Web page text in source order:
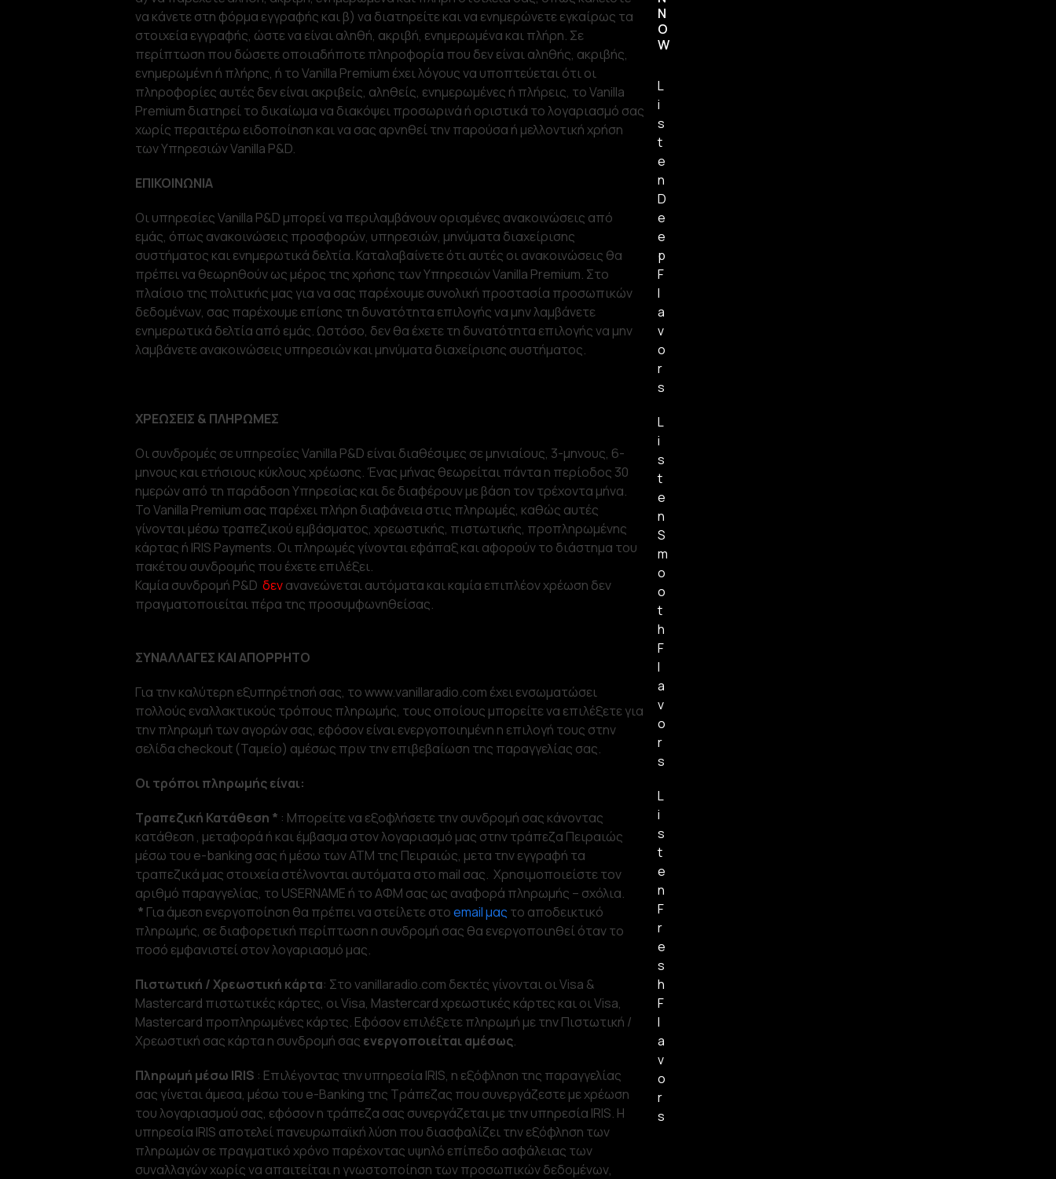
να κάνετε στη φόρμα εγγραφής και β) να διατηρείτε και να ενημερώνετε εγκαίρως τα
στοιχεία εγγραφής, ώστε να είναι αληθή, ακριβή, ενημερωμένα και πλήρη. Σε
περίπτωση που δώσετε οποιαδήποτε πληροφορία που δεν είναι αληθής, ακριβής,
ενημερωμένη ή πλήρης, ή το Vanilla Premium έχει λόγους να υποπτεύεται ότι οι
πληροφορίες αυτές δεν είναι ακριβείς, αληθείς, ενημερωμένες ή πλήρεις, το Vanilla
Premium διατηρεί το δικαίωμα να διακόψει προσωρινά ή οριστικά το λογαριασμό σας
χωρίς περαιτέρω ειδοποίηση και να σας αρνηθεί την παρούσα ή μελλοντική χρήση
των Υπηρεσιών Vanilla P&D.
ΕΠΙΚΟΙΝΩΝΙΑ
Οι υπηρεσίες Vanilla P&D μπορεί να περιλαμβάνουν ορισμένες ανακοινώσεις από
εμάς, όπως ανακοινώσεις προσφορών, υπηρεσιών, μηνύματα διαχείρισης
συστήματος και ενημερωτικά δελτία. Καταλαβαίνετε ότι αυτές οι ανακοινώσεις θα
πρέπει να θεωρηθούν ως μέρος της χρήσης των Υπηρεσιών Vanilla Premium. Στο
πλαίσιο της πολιτικής μας για να σας παρέχουμε συνολική προστασία προσωπικών
δεδομένων, σας παρέχουμε επίσης τη δυνατότητα επιλογής να μην λαμβάνετε
ενημερωτικά δελτία από εμάς. Ωστόσο, δεν θα έχετε τη δυνατότητα επιλογής να μην
λαμβάνετε ανακοινώσεις υπηρεσιών και μηνύματα διαχείρισης συστήματος.
ΧΡΕΩΣΕΙΣ & ΠΛΗΡΩΜΕΣ
Οι συνδρομές σε υπηρεσίες Vanilla P&D είναι διαθέσιμες σε μηνιαίους, 3-μηνους, 6-
μηνους και ετήσιους κύκλους χρέωσης. Ένας μήνας θεωρείται πάντα η περίοδος 30
ημερών από τη παράδοση Υπηρεσίας και δε διαφέρουν με βάση τον τρέχοντα μήνα.
Το Vanilla Premium σας παρέχει πλήρη διαφάνεια στις πληρωμές, καθώς αυτές
γίνονται μέσω τραπεζικού εμβάσματος, χρεωστικής, πιστωτικής, προπληρωμένης
κάρτας ή IRIS Payments. Οι πληρωμές γίνονται εφάπαξ και αφορούν το διάστημα του
πακέτου συνδρομής που έχετε επιλέξει.
Καμία συνδρομή P&D δενανανεώνεται αυτόματα και καμία επιπλέον χρέωση δεν
πραγματοποιείται πέρα της προσυμφωνηθείσας.
ΣΥΝΑΛΛΑΓΕΣ ΚΑΙ ΑΠΟΡΡΗΤΟ
Για την καλύτερη εξυπηρέτησή σας, το www.vanillaradio.com έχει ενσωματώσει
πολλούς εναλλακτικούς τρόπους πληρωμής, τους οποίους μπορείτε να επιλέξετε για
την πληρωμή των αγορών σας, εφόσον είναι ενεργοποιημένη η επιλογή τους στην
σελίδα checkout (Ταμείο) αμέσως πριν την επιβεβαίωση της παραγγελίας σας.
Οι τρόποι πληρωμής είναι:
Τραπεζική Κατάθεση * : Μπορείτε να εξοφλήσετε την συνδρομή σας κάνοντας
κατάθεση , μεταφορά ή και έμβασμα στον λογαριασμό μας στην τράπεζα Πειραιώς
μέσω του e-banking σας ή μέσω των ΑΤΜ της Πειραιώς, μετα την εγγραφή τα
τραπεζικά μας στοιχεία στέλνονται αυτόματα στο mail σας. Χρησιμοποιείστε τον
αριθμό παραγγελίας, το USERNAME ή το ΑΦΜ σας ως αναφορά πληρωμής – σχόλια.
* Για άμεση ενεργοποίηση θα πρέπει να στείλετε στοemail μας το αποδεικτικό
πληρωμής, σε διαφορετική περίπτωση η συνδρομή σας θα ενεργοποιηθεί όταν το
ποσό εμφανιστεί στον λογαριασμό μας.
Πιστωτική / Χρεωστική κάρτα: Στο vanillaradio.com δεκτές γίνονται οι Visa &
Mastercard πιστωτικές κάρτες, οι Visa, Mastercard χρεωστικές κάρτες και οι Visa,
Mastercard προπληρωμένες κάρτες. Εφόσον επιλέξετε πληρωμή με την Πιστωτική /
Χρεωστική σας κάρτα η συνδρομή σας ενεργοποιείται αμέσως.
Πληρωμή μέσω IRIS : Επιλέγοντας την υπηρεσία IRIS, η εξόφληση της παραγγελίας
σας γίνεται άμεσα, μέσω του e-Banking της Τράπεζας που συνεργάζεστε με χρέωση
του λογαριασμού σας, εφόσον η τράπεζα σας συνεργάζεται με την υπηρεσία IRIS. Η
υπηρεσία IRIS αποτελεί πανευρωπαϊκή λύση που διασφαλίζει την εξόφληση των
πληρωμών σε πραγματικό χρόνο παρέχοντας υψηλό επίπεδο ασφάλειας των
συναλλαγών χωρίς να απαιτείται η γνωστοποίηση των προσωπικών δεδομένων,
N
O
W
L
i
s
t
e
n
D
e
e
p
F
l
a
v
o
r
s
L
i
s
t
e
n
S
m
o
o
t
h
F
l
a
v
o
r
s
L
i
s
t
e
n
F
r
e
s
h
F
l
a
v
o
r
s